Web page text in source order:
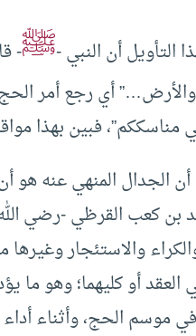
التأويل أن النبي -ﷺ-
أي رجع أمر
مناسككم”، فبين بهذا
أن الجدال المنهي عنه هو
كعب القرظي -رضي الله
والاستئجار
أو كليهما؛ وهو ما
موسم الحج، وأثناء